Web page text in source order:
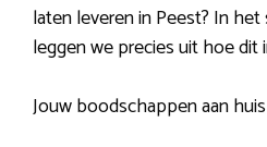
laten leveren in Peest? In
leggen we precies uit hoe dit
Jouw boodschappen aan